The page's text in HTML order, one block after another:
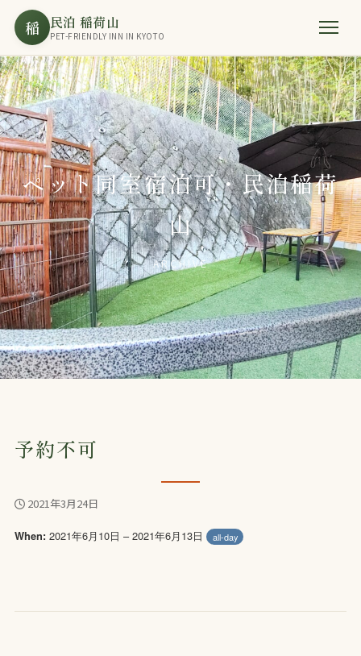
稲 民泊 稲荷山
PET-FRIENDLY INN IN KYOTO
ペット同室宿泊可・民泊稲荷
山
ARCHIVE
予約不可
2021年3月24日
When: 2021年6月10日 – 2021年6月13日 all-day